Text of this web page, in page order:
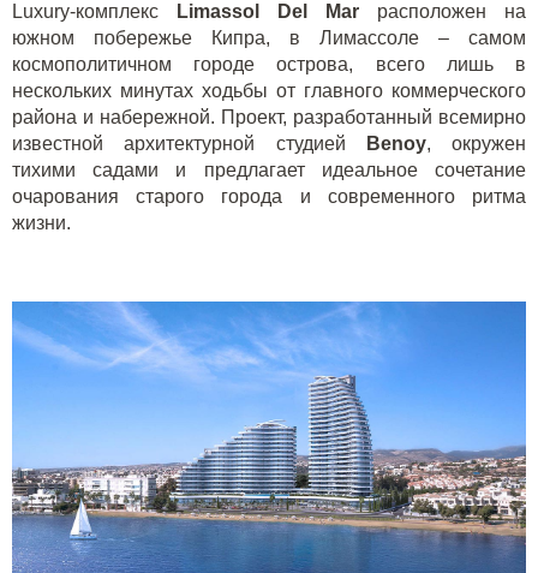
Luxury-комплекс Limassol Del Mar
расположен на
южном побережье Кипра, в Лимассоле – самом
космополитичном городе острова, всего лишь в
нескольких минутах ходьбы от главного коммерческого
района и набережной. Проект, разработанный всемирно
известной архитектурной студией
Benoy, окружен
тихими садами и предлагает идеальное сочетание
очарования старого города и современного ритма
жизни.